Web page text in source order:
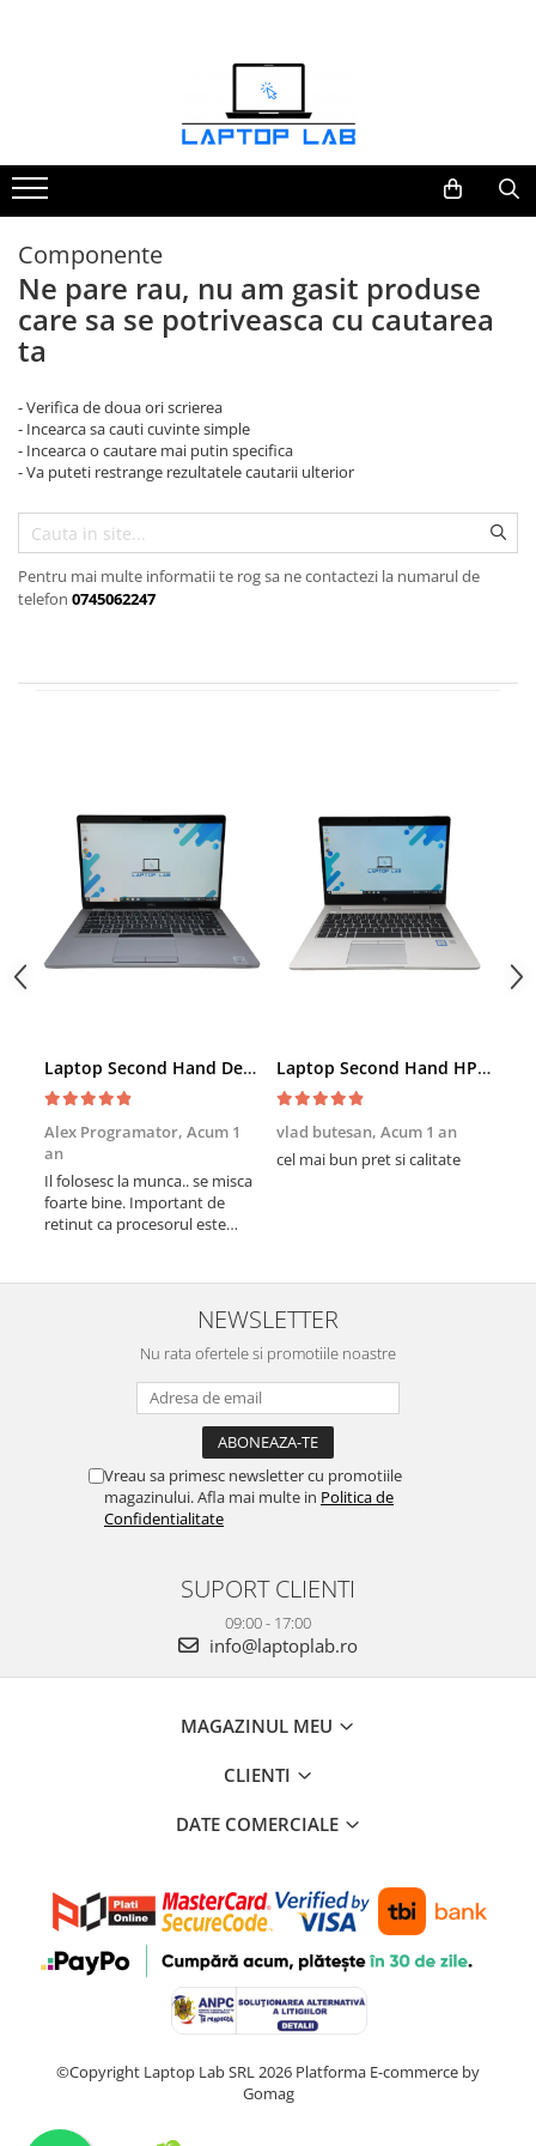
Mouseuri
Încărcătoare
Componente
Ne pare rau, nu am gasit produse
care sa se potriveasca cu cautarea
ta
- Verifica de doua ori scrierea
- Incearca sa cauti cuvinte simple
- Incearca o cautare mai putin specifica
- Va puteti restrange rezultatele cautarii ulterior
Pentru mai multe informatii te rog sa ne contactezi la numarul de
telefon 0745062247
Laptop Second Hand Dell Latitude 5411 - 14inch Intel I5-10400H 16GB RAM 256GB SSD TAST. ILUM. Windows 10 Refurbished
Alex Programator, Acum 1
an
Il folosesc la munca.. se misca
foarte bine. Important de
retinut ca procesorul este
Laptop Second Hand HP EliteBook 830 G5 - 13.3inch Intel i5-8350U 8GB RAM 256GB SSD Windows 10 Refurbished
vlad butesan, Acum 1 an
cel mai bun pret si calitate
se
NEWSLETTER
Nu rata ofertele si promotiile noastre
Vreau sa primesc newsletter cu promotiile
magazinului. Afla mai multe in Politica de
Confidentialitate
SUPORT CLIENTI
09:00 - 17:00
info@laptoplab.ro
MAGAZINUL MEU
CLIENTI
DATE COMERCIALE
©Copyright Laptop Lab SRL 2026 Platforma E-commerce by
Gomag